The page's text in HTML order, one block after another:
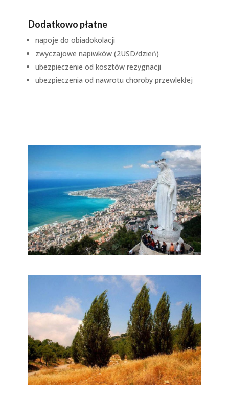
Dodatkowo płatne
napoje do obiadokolacji
zwyczajowe napiwków (2USD/dzień)
ubezpieczenie od kosztów rezygnacji
ubezpieczenia od nawrotu choroby przewlekłej